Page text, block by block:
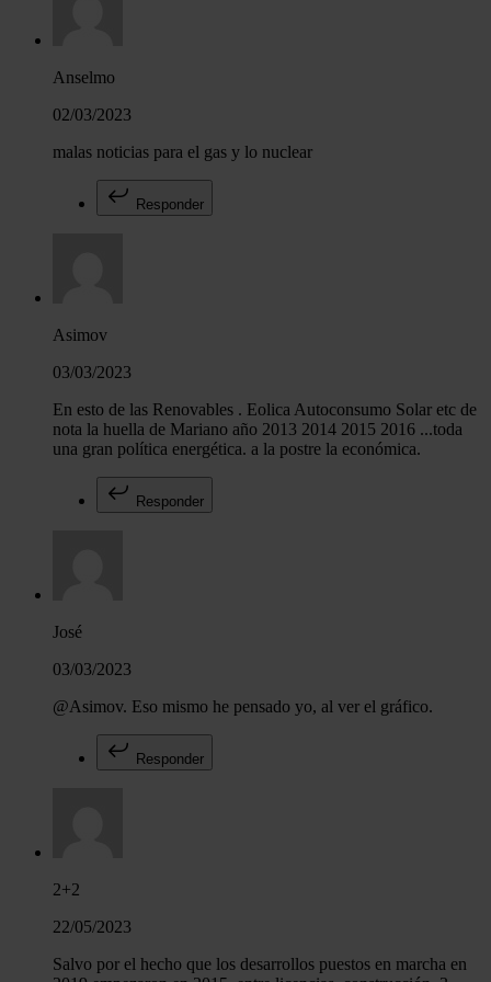
Anselmo
02/03/2023
malas noticias para el gas y lo nuclear
Responder
Asimov
03/03/2023
En esto de las Renovables . Eolica Autoconsumo Solar etc de
nota la huella de Mariano año 2013 2014 2015 2016 ...toda
una gran política energética. a la postre la económica.
Responder
José
03/03/2023
@Asimov. Eso mismo he pensado yo, al ver el gráfico.
Responder
2+2
22/05/2023
Salvo por el hecho que los desarrollos puestos en marcha en